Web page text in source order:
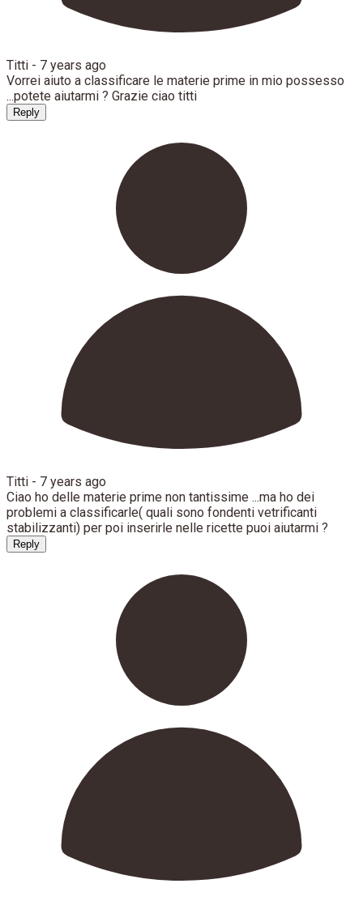
Titti - 7 years ago
Vorrei aiuto a classificare le materie prime in mio possesso
...potete aiutarmi ? Grazie ciao titti
Reply
Titti - 7 years ago
Ciao ho delle materie prime non tantissime ...ma ho dei
problemi a classificarle( quali sono fondenti vetrificanti
stabilizzanti) per poi inserirle nelle ricette puoi aiutarmi ?
Reply